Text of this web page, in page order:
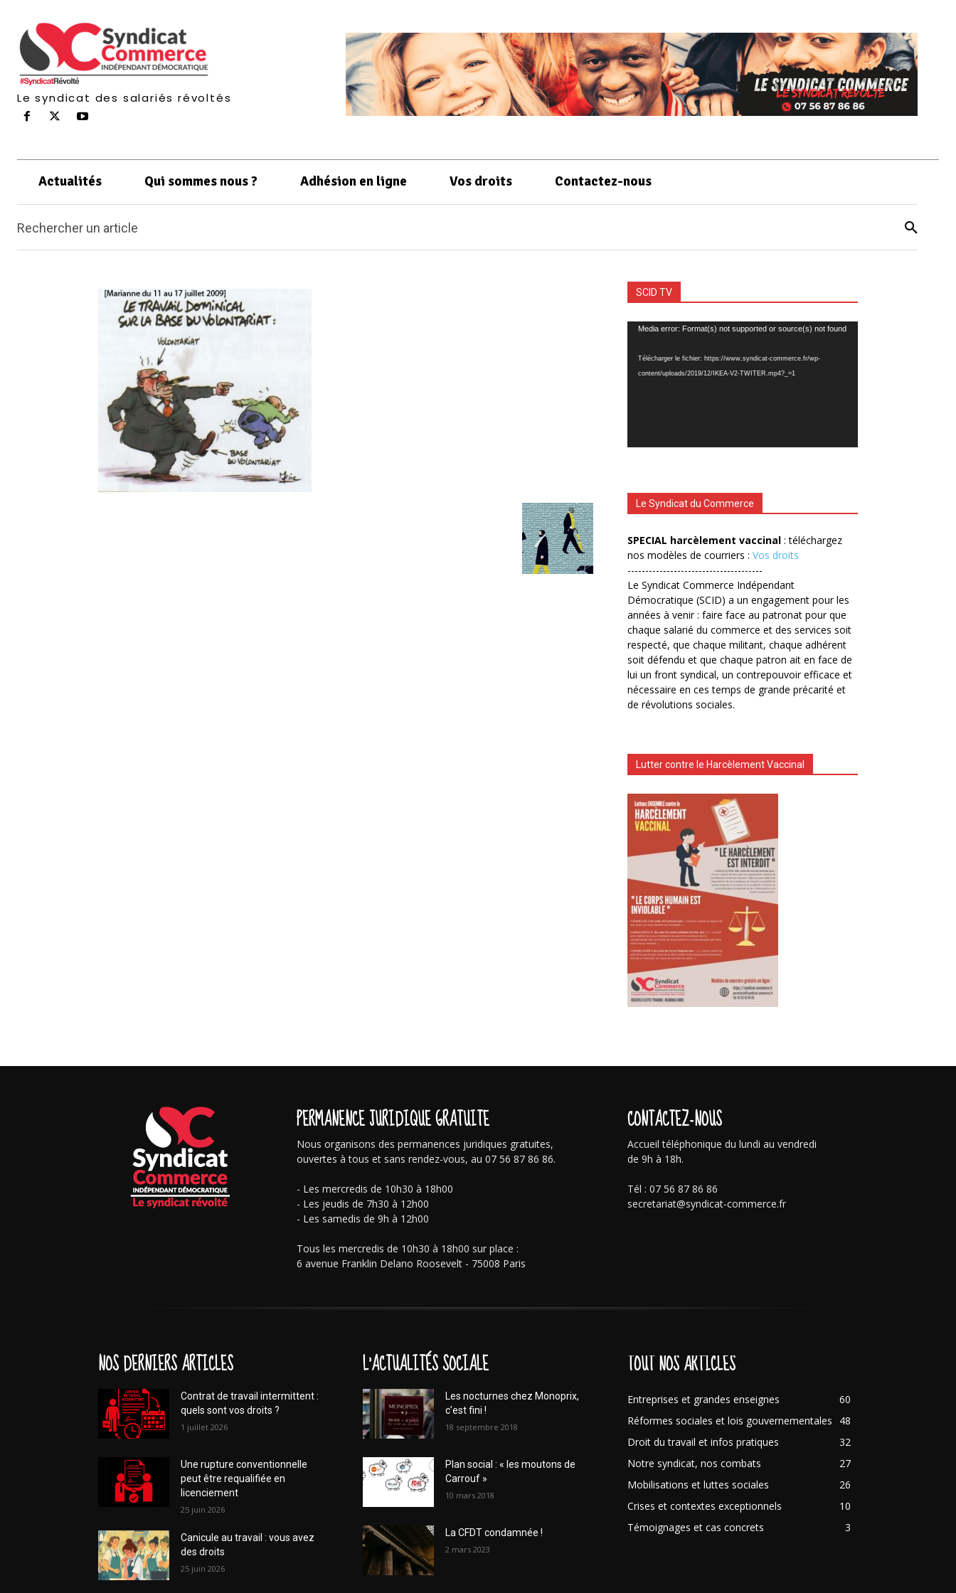
Le syndicat des salariés révoltés
Actualités Qui sommes nous ? Adhésion en ligne Vos droits Contactez-nous
Rechercher un article
SCID TV
Lecteur
Media error: Format(s) not supported or source(s) not found
Télécharger le fichier: https://www.syndicat-commerce.fr/wp-
content/uploads/2019/12/IKEA-V2-TWITER.mp4?_=1
Le Syndicat du Commerce
SPECIAL harcèlement vaccinal : téléchargez
nos modèles de courriers : Vos droits
--------------------------------------
Le Syndicat Commerce Indépendant
Démocratique (SCID) a un engagement pour les
années à venir : faire face au patronat pour que
chaque salarié du commerce et des services soit
respecté, que chaque militant, chaque adhérent
soit défendu et que chaque patron ait en face de
lui un front syndical, un contrepouvoir efficace et
nécessaire en ces temps de grande précarité et
de révolutions sociales.
Lutter contre le Harcèlement Vaccinal
PERMANENCE JURIDIQUE GRATUITE
Nous organisons des permanences juridiques gratuites,
ouvertes à tous et sans rendez-vous, au 07 56 87 86 86.
- Les mercredis de 10h30 à 18h00
- Les jeudis de 7h30 à 12h00
- Les samedis de 9h à 12h00
Tous les mercredis de 10h30 à 18h00 sur place :
6 avenue Franklin Delano Roosevelt - 75008 Paris
CONTACTEZ-NOUS
Accueil téléphonique du lundi au vendredi
de 9h à 18h.
Tél : 07 56 87 86 86
secretariat@syndicat-commerce.fr
NOS DERNIERS ARTICLES
Contrat de travail intermittent :
quels sont vos droits ?
1 juillet 2026
Une rupture conventionnelle
peut être requalifiée en
licenciement
25 juin 2026
Canicule au travail : vous avez
des droits
25 juin 2026
L'ACTUALITÉS SOCIALE
Les nocturnes chez Monoprix,
c’est fini !
18 septembre 2018
Plan social : « les moutons de
Carrouf »
10 mars 2018
La CFDT condamnée !
2 mars 2023
TOUT NOS ARTICLES
Entreprises et grandes enseignes
60
Réformes sociales et lois gouvernementales
48
Droit du travail et infos pratiques
32
Notre syndicat, nos combats
27
Mobilisations et luttes sociales
26
Crises et contextes exceptionnels
10
Témoignages et cas concrets
3